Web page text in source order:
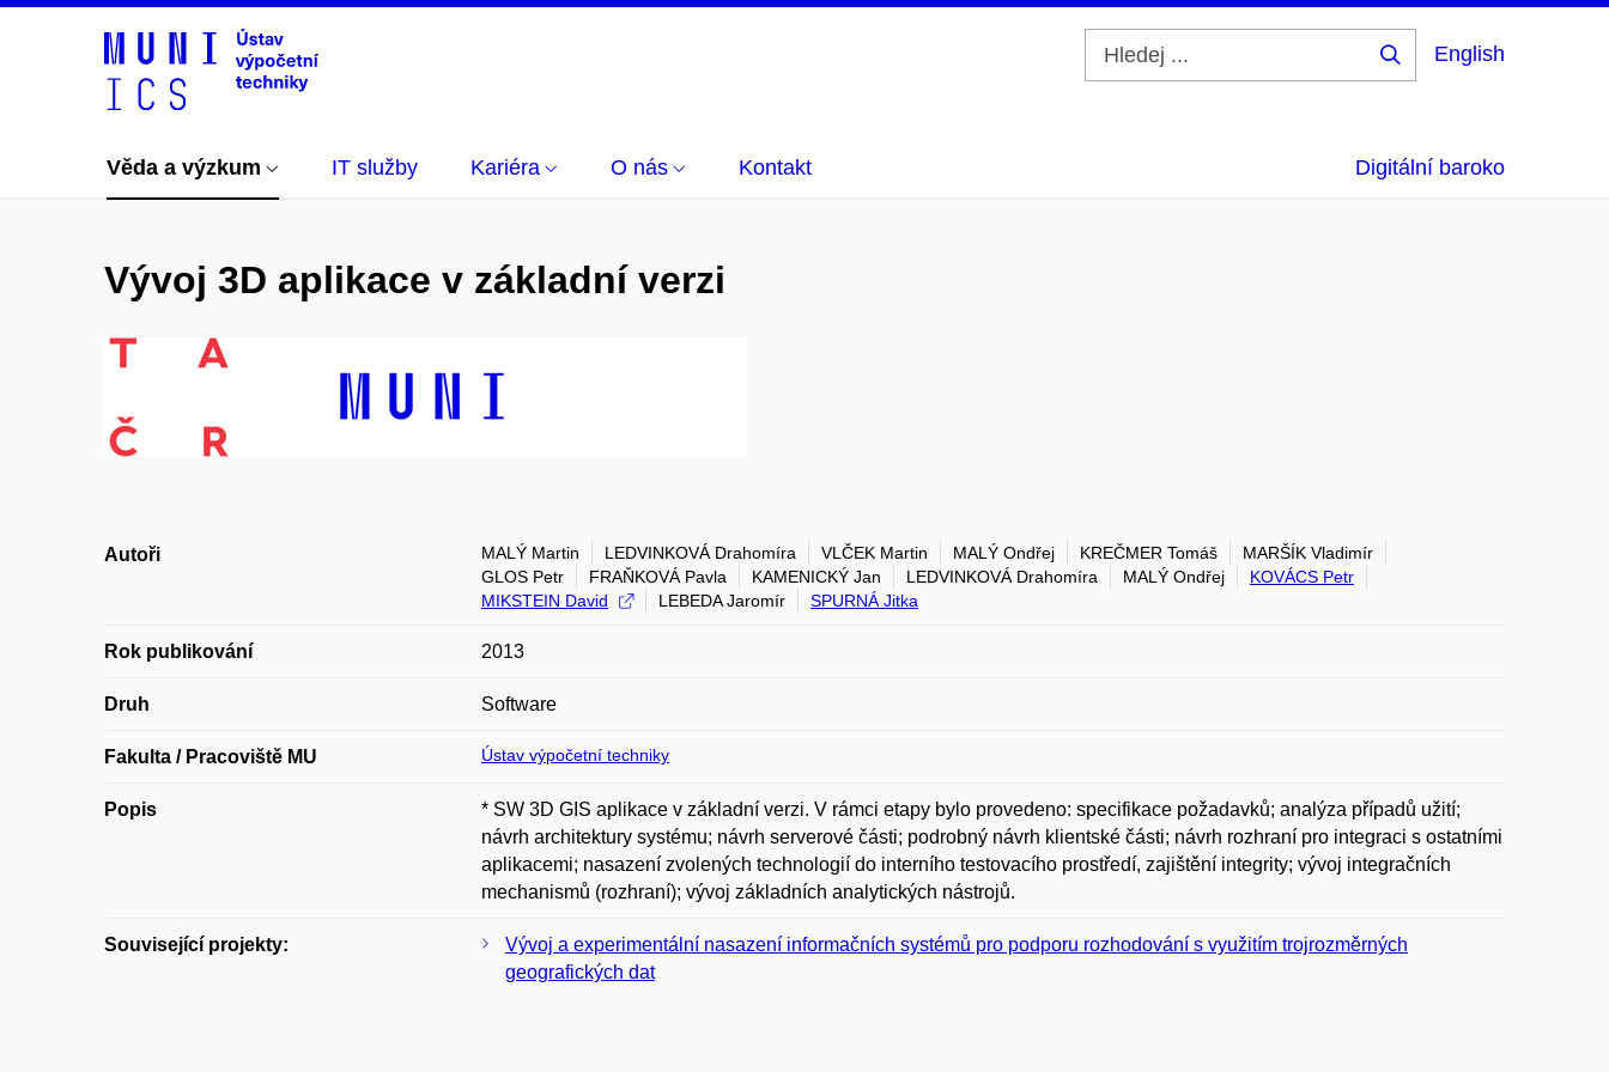
English
Věda a výzkum IT služby Kariéra O nás Kontakt Digitální baroko
Vývoj 3D aplikace v základní verzi
Autoři MALÝ Martin LEDVINKOVÁ Drahomíra VLČEK Martin MALÝ Ondřej KREČMER Tomáš
MARŠÍK Vladimír
GLOS Petr
FRAŇKOVÁ Pavla KAMENICKÝ Jan LEDVINKOVÁ Drahomíra MALÝ Ondřej
KOVÁCS Petr
MIKSTEIN David
LEBEDA Jaromír SPURNÁ Jitka
Rok publikování 2013
Druh Software
Fakulta / Pracoviště MU Ústav výpočetní techniky
Popis
* SW 3D GIS aplikace v základní verzi. V rámci etapy bylo provedeno: specifikace požadavků; analýza případů užití;
návrh architektury systému; návrh serverové části; podrobný návrh klientské části; návrh rozhraní pro integraci s ostatními
aplikacemi; nasazení zvolených technologií do interního testovacího prostředí, zajištění integrity; vývoj integračních
mechanismů (rozhraní); vývoj základních analytických nástrojů.
Související projekty:
Vývoj a experimentální nasazení informačních systémů pro podporu rozhodování s využitím trojrozměrných
geografických dat